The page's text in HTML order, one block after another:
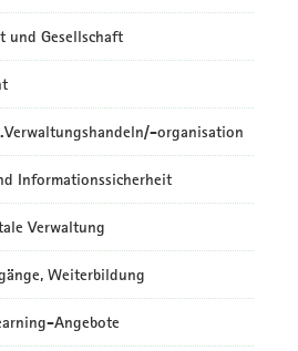
und Gesellschaft
organisation
Informationssicherheit
Verwaltung
Weiterbildung
Angebote